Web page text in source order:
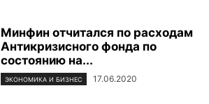
Минфин отчитался по расходам
Антикризисного фонда по
состоянию на...
ЭКОНОМИКА И БИЗНЕС 17.06.2020